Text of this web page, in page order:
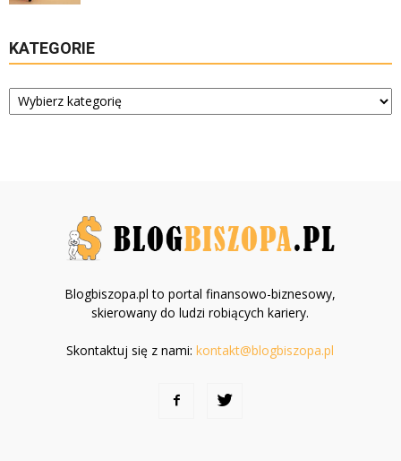
KATEGORIE
Kategorie
Blogbiszopa.pl to portal finansowo-biznesowy,
skierowany do ludzi robiących kariery.
Skontaktuj się z nami:kontakt@blogbiszopa.pl